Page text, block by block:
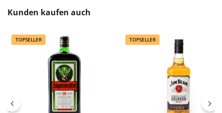
Produktgalerie überspringen
Kunden kaufen auch
TOPSELLER TOPSELLER